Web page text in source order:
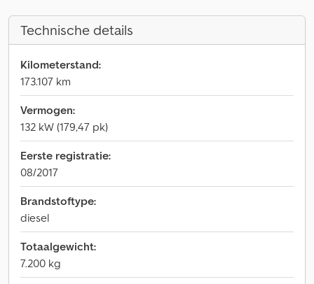
Technische details
Kilometerstand:
173.107 km
Vermogen:
132 kW (179,47 pk)
Eerste registratie:
08/2017
Brandstoftype:
diesel
Totaalgewicht:
7.200 kg